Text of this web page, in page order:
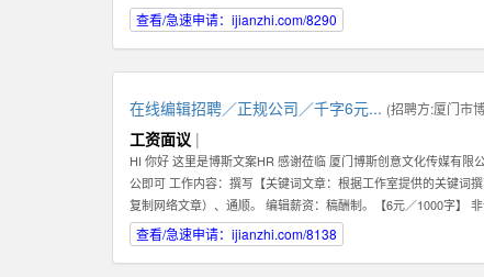
查看/急速申请：ijianzhi.com/8290
在线编辑招聘／正规公司／千字6元... (招聘方:厦门市
工资面议 |
HI 你好 这里是博斯文案HR 感谢莅临 厦门博斯创意文化传媒有
公即可 工作内容：撰写【关键词文章：根据工作室提供的关键词
复制网络文章）、通顺。 编辑薪资：稿酬制。【6元／1000字】
qq【599383539】
查看/急速申请：ijianzhi.com/8138